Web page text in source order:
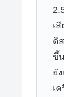
เ
ดิ
ขึ้
ยั
เ